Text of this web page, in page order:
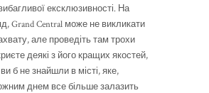
ексклюзивності. На
Grand Central може не викликати
але проведіть там трохи
деякі з його кращих якостей,
б не знайшли в місті, яке,
днем все більше залазить